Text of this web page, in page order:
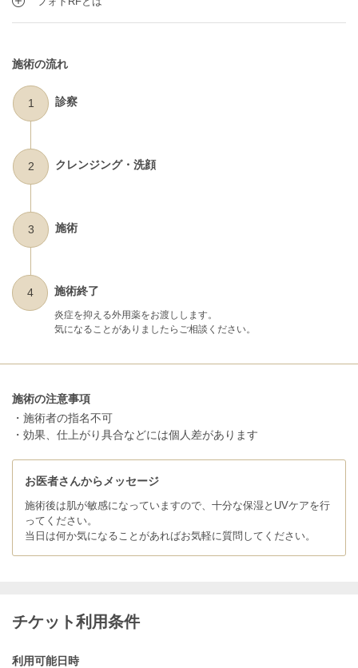
施術の流れ
1 診察
2 クレンジング・洗顔
3 施術
4 施術終了
炎症を抑える外用薬をお渡しします。
気になることがありましたらご相談ください。
施術の注意事項
・施術者の指名不可
・効果、仕上がり具合などには個人差があります
お医者さんからメッセージ
施術後は肌が敏感になっていますので、十分な保湿とUVケアを行
ってください。
当日は何か気になることがあればお気軽に質問してください。
チケット利用条件
利用可能日時